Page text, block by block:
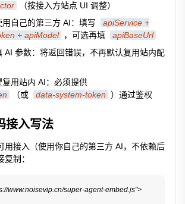
（按接入方站点 UI 调整）
自己的第三方 AI：填写
apiService +
+ apiModel
，可选再填
apiBaseUrl
AI 参数：将返回错误，不再默认复用站内配
用站内 AI：必须提供
（或 data-system-token ）通过鉴权
接入写法
用接入（使用你自己的第三方 AI，不依赖后
制：
www.noisevip.cn/super-agent-embed.js">